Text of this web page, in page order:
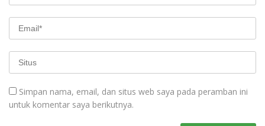
Simpan nama, email, dan situs web saya pada peramban ini
untuk komentar saya berikutnya.